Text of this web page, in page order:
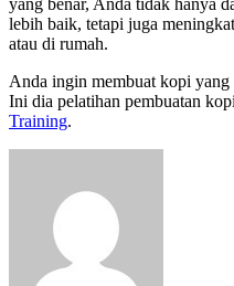
lebih baik, tetapi juga
atau di rumah.
Anda ingin membuat kopi
Ini dia pelatihan pembuatan
Training.